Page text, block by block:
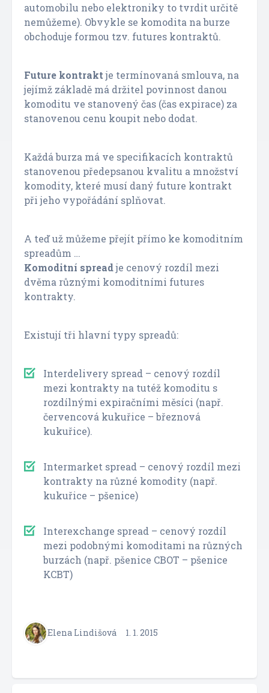
automobilu nebo elektroniky to tvrdit určitě
nemůžeme). Obvykle se komodita na burze
obchoduje formou tzv. futures kontraktů.
Future kontraktje termínovaná smlouva, na
jejímž základě má držitel povinnost danou
komoditu ve stanovený čas (čas expirace) za
stanovenou cenu koupit nebo dodat.
Každá burza má ve specifikacích kontraktů
stanovenou předepsanou kvalitu a množství
komodity, které musí daný future kontrakt
při jeho vypořádání splňovat.
A teď už můžeme přejít přímo ke komoditním
spreadům …
Komoditní spreadje cenový rozdíl mezi
dvěma různými komoditními futures
kontrakty.
Existují tři hlavní typy spreadů:
Interdelivery spread – cenový rozdíl
mezi kontrakty na tutéž komoditu s
rozdílnými expiračními měsíci (např.
červencová kukuřice – březnová
kukuřice).
Intermarket spread – cenový rozdíl mezi
kontrakty na různé komodity (např.
kukuřice – pšenice)
Interexchange spread – cenový rozdíl
mezi podobnými komoditami na různých
burzách (např. pšenice CBOT – pšenice
KCBT)
Elena Lindišová 1. 1. 2015